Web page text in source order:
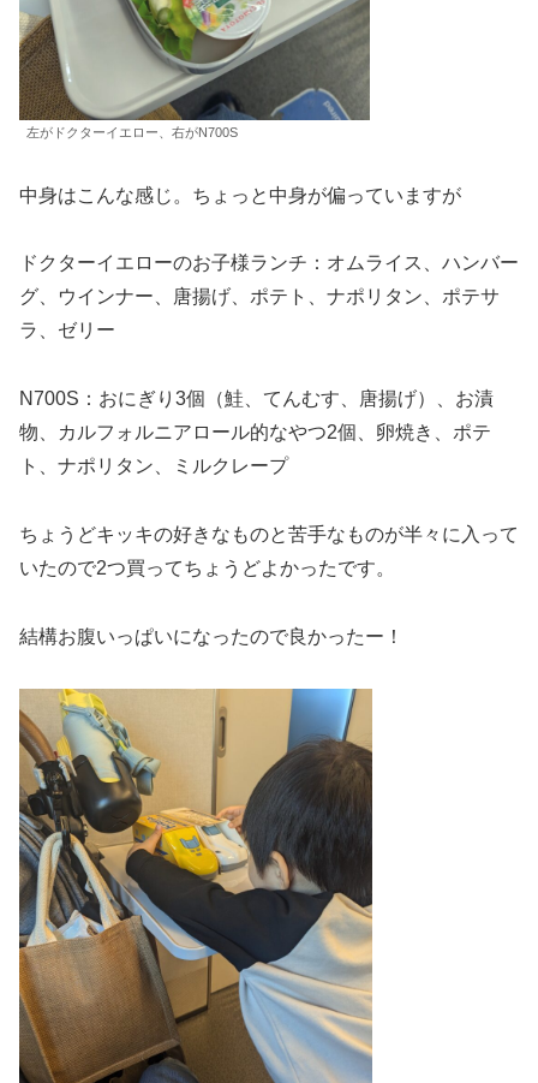
左がドクターイエロー、右がN700S
中身はこんな感じ。ちょっと中身が偏っていますが
ドクターイエローのお子様ランチ：オムライス、ハンバー
グ、ウインナー、唐揚げ、ポテト、ナポリタン、ポテサ
ラ、ゼリー
N700S：おにぎり3個（鮭、てんむす、唐揚げ）、お漬
物、カルフォルニアロール的なやつ2個、卵焼き、ポテ
ト、ナポリタン、ミルクレープ
ちょうどキッキの好きなものと苦手なものが半々に入って
いたので2つ買ってちょうどよかったです。
結構お腹いっぱいになったので良かったー！